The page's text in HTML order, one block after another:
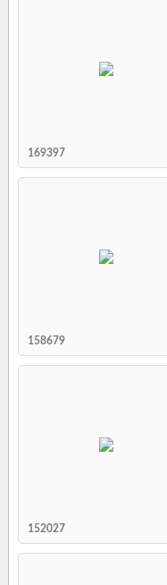
169397
158679
152027